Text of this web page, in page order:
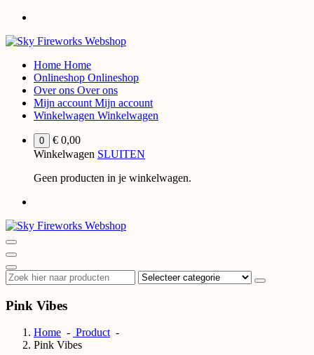
Spring
de
Home Home
Onlineshop Onlineshop
Over ons Over ons
Mijn account Mijn account
Winkelwagen Winkelwagen
0 € 0,00
Winkelwagen SLUITEN
Geen producten in je winkelwagen.
Pink Vibes
Home - Product-
Pink Vibes